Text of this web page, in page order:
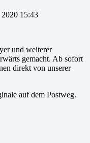
15:43
und weiterer
gemacht. Ab sofort
direkt von unserer
auf dem Postweg.